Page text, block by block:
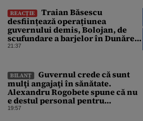
REACȚIE
Traian Băsescu
desființează operațiunea
guvernului demis, Bolojan, de
scufundare a barjelor în Dunăre:
„Este o improvizație”
21:37
BILANȚ
Guvernul crede că sunt
mulţi angajaţi în sănătate.
Alexandru Rogobete spune că nu
e destul personal pentru
combaterea infecţiilor
19:57